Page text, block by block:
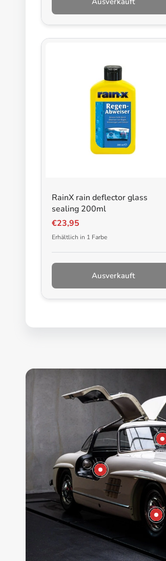
RainX rain deflector glass
sealing 200ml
€23,95
Erhältlich in 1 Farbe
Ausverkauft
€34,95
€79,95